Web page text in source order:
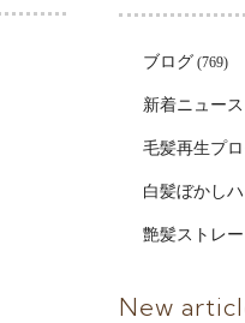
ブログ (769)
新着ニュース
毛髪再生プ
白髪ぼかし
艶髪ストレー
New